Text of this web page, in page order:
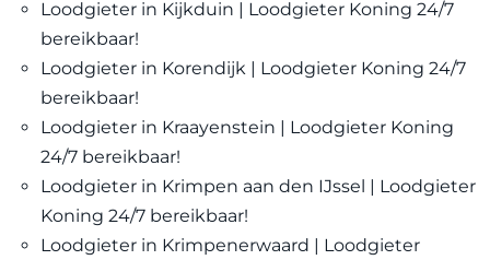
Loodgieter in Kijkduin | Loodgieter Koning 24/7
bereikbaar!
Loodgieter in Korendijk | Loodgieter Koning 24/7
bereikbaar!
Loodgieter in Kraayenstein | Loodgieter Koning
24/7 bereikbaar!
Loodgieter in Krimpen aan den IJssel | Loodgieter
Koning 24/7 bereikbaar!
Loodgieter in Krimpenerwaard | Loodgieter